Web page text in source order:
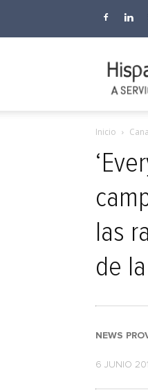
Inicio
las
de
NEWS
6 JUNIO